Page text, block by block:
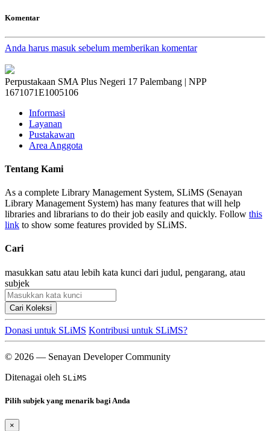
Komentar
Anda harus masuk sebelum memberikan komentar
Perpustakaan SMA Plus Negeri 17 Palembang | NPP
1671071E1005106
Informasi
Layanan
Pustakawan
Area Anggota
Tentang Kami
As a complete Library Management System, SLiMS (Senayan
Library Management System) has many features that will help
libraries and librarians to do their job easily and quickly. Follow this
link to show some features provided by SLiMS.
Cari
masukkan satu atau lebih kata kunci dari judul, pengarang, atau
subjek
Cari Koleksi
Donasi untuk SLiMS Kontribusi untuk SLiMS?
© 2026 — Senayan Developer Community
Ditenagai oleh SLiMS
Pilih subjek yang menarik bagi Anda
×